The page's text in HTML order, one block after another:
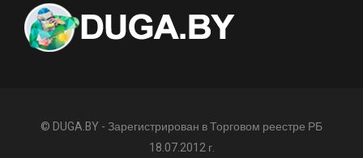
© DUGA.BY - Зарегистрирован в Торговом реестре РБ
18.07.2012 г.